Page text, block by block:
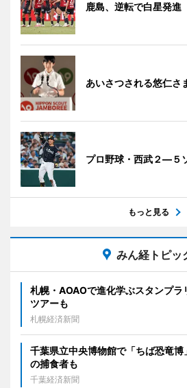
鹿島、逆転で白星発
あいさつされる悠仁さ
プロ野球・西武２―５
もっと見る
みん経トピッ
札幌・AOAOで進化学ぶスタンプ
ツアーも
札幌経済新聞
千葉県立中央博物館で「ちば恐竜
の捕食者も
千葉経済新聞